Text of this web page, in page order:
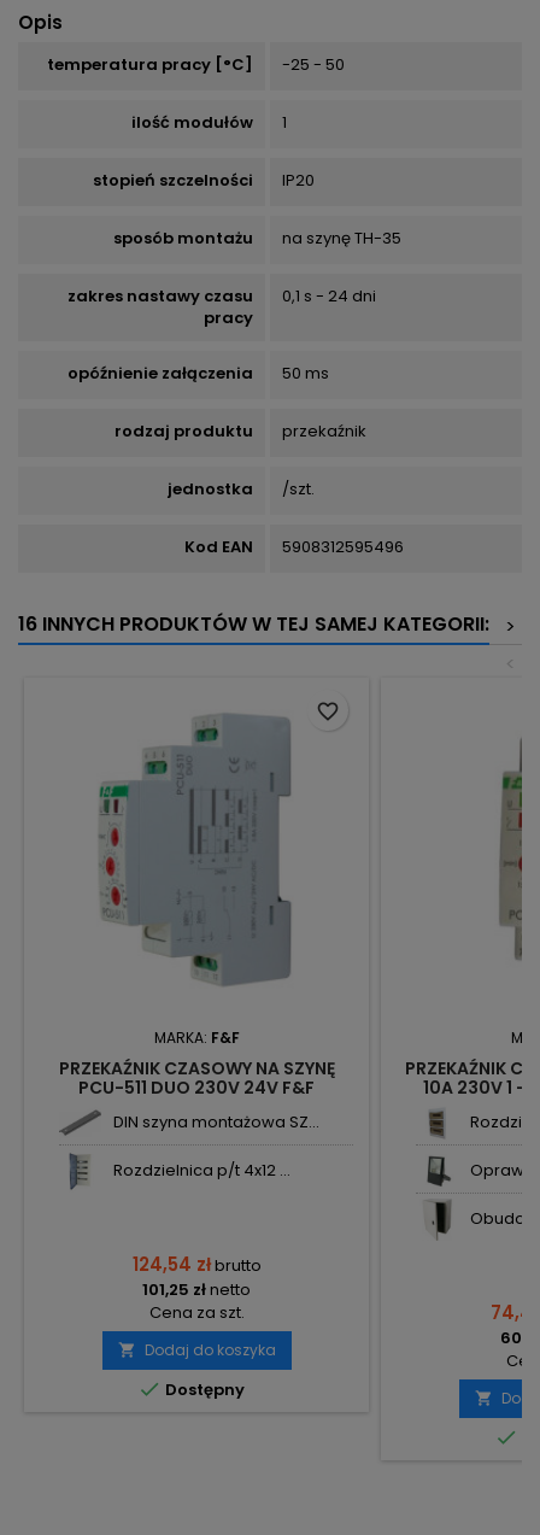
Opis
temperatura pracy [°C] -25 - 50
ilość modułów 1
stopień szczelności IP20
sposób montażu na szynę TH-35
zakres nastawy czasu
pracy
0,1 s - 24 dni
opóźnienie załączenia 50 ms
rodzaj produktu przekaźnik
jednostka /szt.
Kod EAN 5908312595496
16 INNYCH PRODUKTÓW W TEJ SAMEJ KATEGORII:
>
<
MARKA: F&F
PRZEKAŹNIK CZASOWY NA SZYNĘ
PCU-511 DUO 230V 24V F&F
DIN szyna montażowa SZ...
Rozdzielnica p/t 4x12 ...
124,54 złbrutto
101,25 złnetto
Cena za szt.
 Dodaj do koszyka
 Dostępny
favorite_border
PRZEKAŹNIK
10A 230V 1 -
Oprawa

